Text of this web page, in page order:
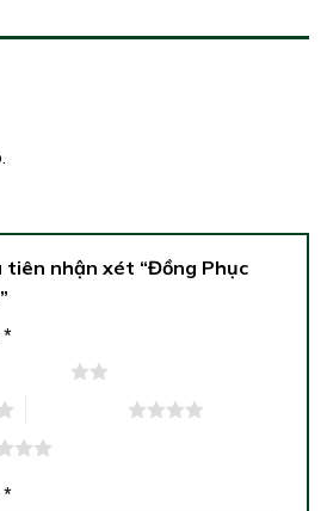
tiên nhận xét “Đồng Phục
*
*